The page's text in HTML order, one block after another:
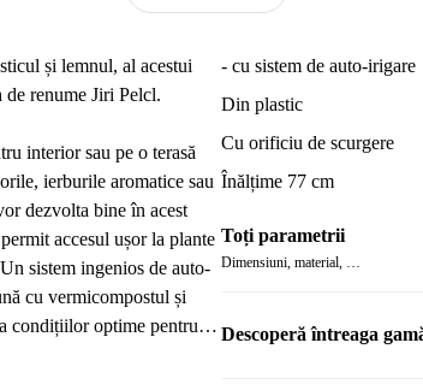
și lemnul, al acestui
ghiveci este creația designerului ceh de renume Jiri Pelcl.
interior sau pe o terasă
ierburile aromatice sau
dezvolta bine în acest
accesul ușor la plante
sistem ingenios de auto-
cu vermicompostul și
condițiilor optime pentru
- cu sistem de auto-irigare
Din plastic
Cu orificiu de scurgere
Înălțime 77 cm
Toți parametrii
Dimensiuni, material, …
Descoperă întreaga